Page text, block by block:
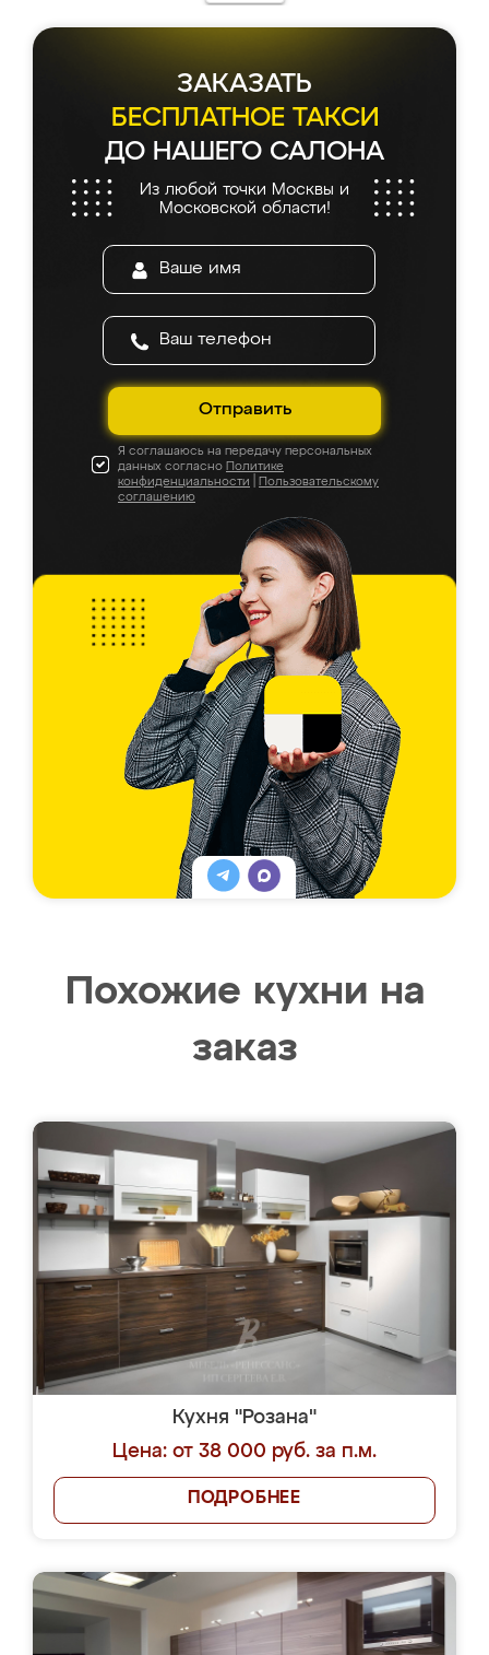
ЗАКАЗАТЬ
БЕСПЛАТНОЕ ТАКСИ
ДО НАШЕГО САЛОНА
Из любой точки Москвы и
Московской области!
Отправить
Я соглашаюсь на передачу персональных
данных согласно Политике
конфиденциальности
Пользовательскому
соглашению
Похожие кухни на
заказ
Кухня "Розана"
Цена: от 38 000 руб. за п.м.
ПОДРОБНЕЕ